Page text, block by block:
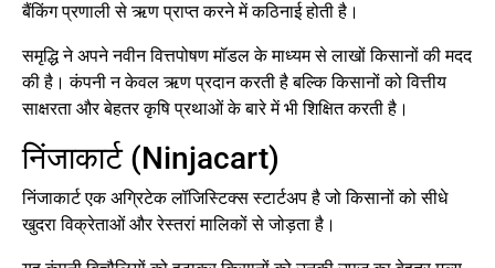
बैंकिंग प्रणाली से ऋण प्राप्त करने में कठिनाई होती है।
समृद्धि ने अपने नवीन वित्तपोषण मॉडल के माध्यम से लाखों किसानों की मदद
की है। कंपनी न केवल ऋण प्रदान करती है बल्कि किसानों को वित्तीय
साक्षरता और बेहतर कृषि प्रथाओं के बारे में भी शिक्षित करती है।
निंजाकार्ट (Ninjacart)
निंजाकार्ट एक अग्रिटेक लॉजिस्टिक्स स्टार्टअप है जो किसानों को सीधे
खुदरा विक्रेताओं और रेस्तरां मालिकों से जोड़ता है।